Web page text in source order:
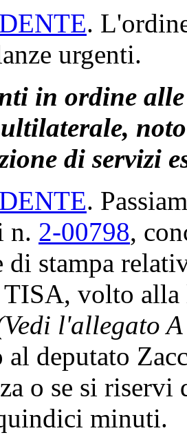
.
urgenti.
in ordine
di servizi
.
n. 2-00798,
stampa
TISA, volto
l'allegato
deputato
o se si
minuti.